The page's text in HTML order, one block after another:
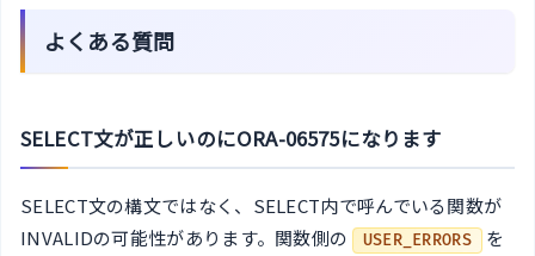
よくある質問
SELECT文が正しいのにORA-06575になります
SELECT文の構文ではなく、SELECT内で呼んでいる関数が
INVALIDの可能性があります。関数側の
USER_ERRORS を